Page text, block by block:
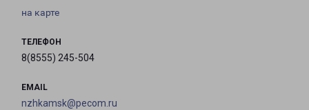
на карте
ТЕЛЕФОН
8(8555) 245-504
EMAIL
nzhkamsk@pecom.ru